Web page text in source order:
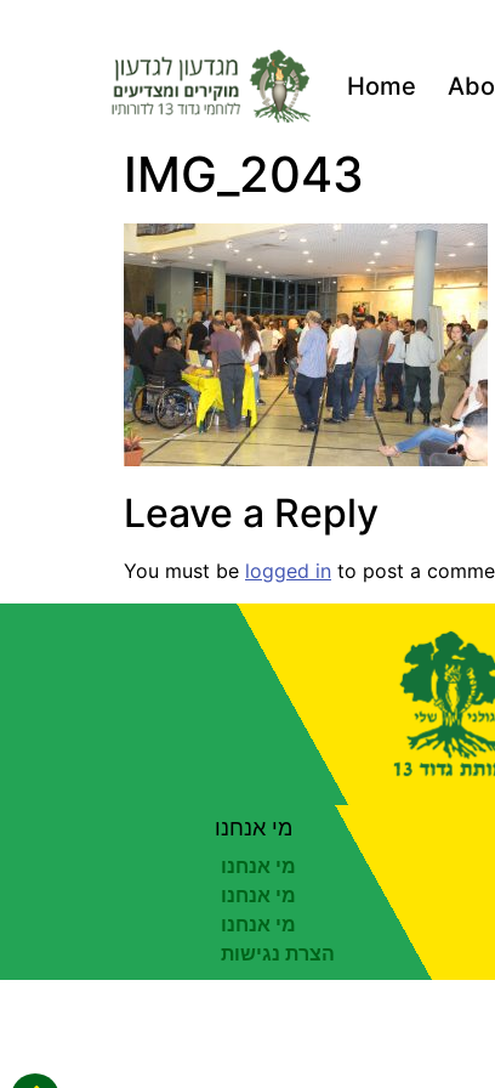
Home
IMG_2043
Leave a Reply
You must be logged in to post a
מי אנחנו
מי אנחנו
מי אנחנו
מי אנחנו
הצרת נגישות